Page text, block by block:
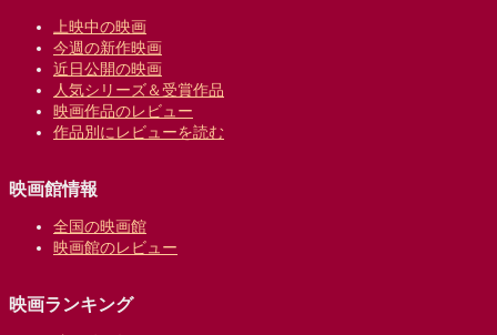
上映中の映画
今週の新作映画
近日公開の映画
人気シリーズ＆受賞作品
映画作品のレビュー
作品別にレビューを読む
映画館情報
全国の映画館
映画館のレビュー
映画ランキング